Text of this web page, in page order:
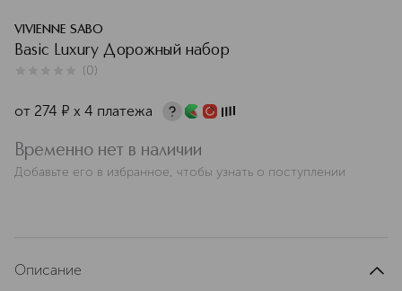
VIVIENNE SABO
Basic Luxury Дорожный набор
(0)
от 274 ¤ х 4 платежа
Временно нет в наличии
Добавьте его в избранное, чтобы узнать о поступлении
Описание